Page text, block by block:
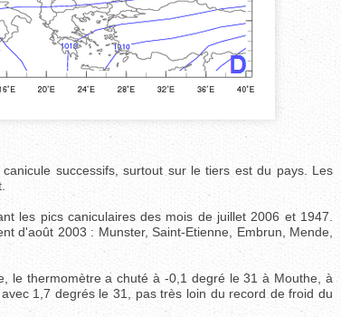
successifs, surtout sur le tiers est du pays. Les
les pics caniculaires des mois de juillet 2006 et 1947.
d'août 2003 : Munster, Saint-Etienne, Embrun, Mende,
le thermomètre a chuté à -0,1 degré le 31 à Mouthe, à
1,7 degrés le 31, pas très loin du record de froid du